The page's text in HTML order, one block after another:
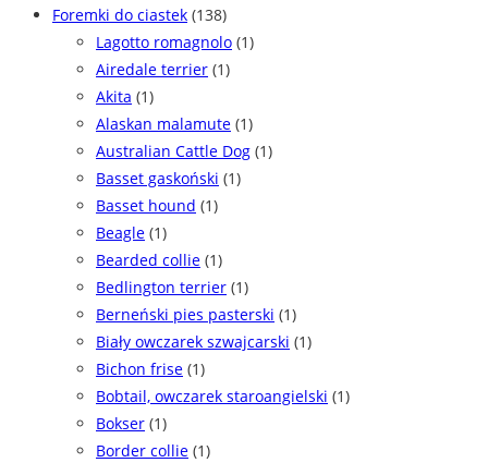
Foremki do ciastek (138)
Lagotto romagnolo (1)
Airedale terrier (1)
Akita (1)
Alaskan malamute (1)
Australian Cattle Dog (1)
Basset gaskoński (1)
Basset hound (1)
Beagle (1)
Bearded collie (1)
Bedlington terrier (1)
Berneński pies pasterski (1)
Biały owczarek szwajcarski (1)
Bichon frise (1)
Bobtail, owczarek staroangielski (1)
Bokser (1)
Border collie (1)